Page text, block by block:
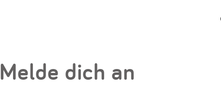
Melde dich an